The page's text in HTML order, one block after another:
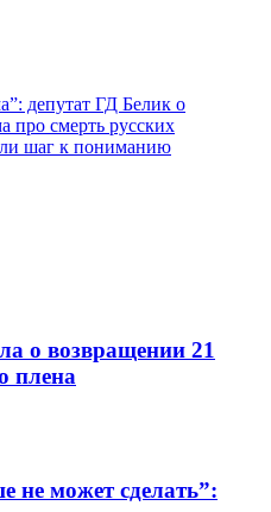
депутат ГД Белик о
про смерть русских
шаг к пониманию
о возвращении 21
плена
не может сделать”: